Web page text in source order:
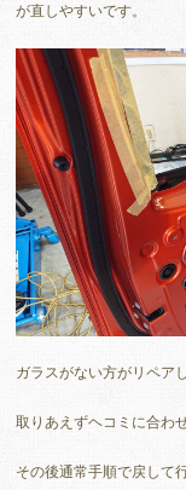
が直しやすいです。
ガラスがない方がリペア
取りあえずヘコミに合わ
その後通常手順で戻して